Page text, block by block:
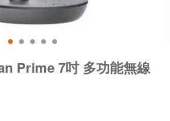
Prime 7吋 多功能無線